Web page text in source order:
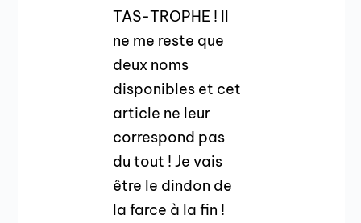
TAS-TROPHE ! Il
ne me reste que
deux noms
disponibles et cet
article ne leur
correspond pas
du tout ! Je vais
être le dindon de
la farce à la fin !